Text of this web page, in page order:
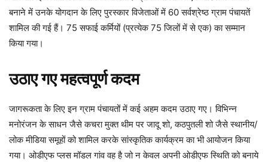
बनाने में उनके योगदान के लिए पुरस्कार विजेताओं में 60 सर्वश्रेष्ठ ग्राम पंचायतें
शामिल की गई हैं। 75 सफाई कर्मियों (प्रत्येक 75 जिलों में से एक) का सम्मान
किया गया।
उठाए गए महत्वपूर्ण कदम
जागरूकता के लिए इन ग्राम पंचायतों में कई अहम कदम उठाए गए। विभिन्न
मनोरंजन के साधन जैसे कचरा मुक्त थीम पर जादू शो, कठपुतली शो जैसे स्थानीय/
लोक मीडिया समूहों को शामिल करके सांस्कृतिक कार्यक्रम का भी आयोजन किया
गया। ओडीएफ प्लस मॉडल गांव वह है जो न केवल अपनी ओडीएफ स्थिति को बनाये